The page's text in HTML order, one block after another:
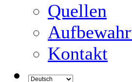
Quellen
Kontakt